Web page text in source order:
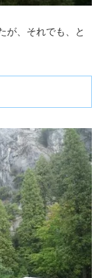
が、それでも、と